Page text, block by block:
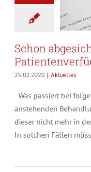
Schon
25.02.2020 | Aktuelles
Was passiert bei
anstehenden
dieser nicht mehr in
In solchen Fällen